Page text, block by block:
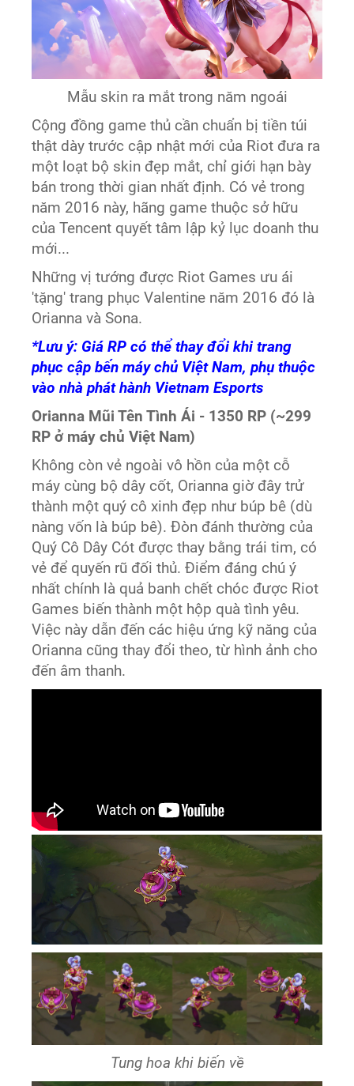
Mẫu skin ra mắt trong năm ngoái
Cộng đồng game thủ cần chuẩn bị tiền túi
thật dày trước cập nhật mới của Riot đưa ra
một loạt bộ skin đẹp mắt, chỉ giới hạn bày
bán trong thời gian nhất định. Có vẻ trong
năm 2016 này, hãng game thuộc sở hữu
của Tencent quyết tâm lập kỷ lục doanh thu
mới...
Những vị tướng được Riot Games ưu ái
'tặng' trang phục Valentine năm 2016 đó là
Orianna và Sona.
*Lưu ý: Giá RP có thể thay đổi khi trang
phục cập bến máy chủ Việt Nam, phụ thuộc
vào nhà phát hành Vietnam Esports
Orianna Mũi Tên Tình Ái - 1350 RP (~299
RP ở máy chủ Việt Nam)
Không còn vẻ ngoài vô hồn của một cỗ
máy cùng bộ dây cốt, Orianna giờ đây trử
thành một quý cô xinh đẹp như búp bê (dù
nàng vốn là búp bê). Đòn đánh thường của
Quý Cô Dây Cót được thay bằng trái tim, có
vẻ để quyến rũ đối thủ. Điểm đáng chú ý
nhất chính là quả banh chết chóc được Riot
Games biến thành một hộp quà tình yêu.
Việc này dẫn đến các hiệu ứng kỹ năng của
Orianna cũng thay đổi theo, từ hình ảnh cho
đến âm thanh.
Tung hoa khi biến về